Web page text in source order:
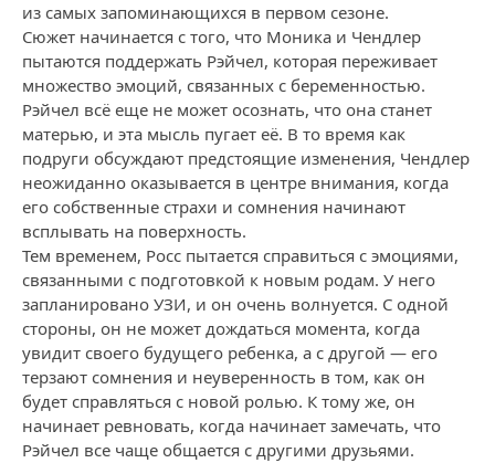
из самых запоминающихся в первом сезоне.
Сюжет начинается с того, что Моника и Чендлер
пытаются поддержать Рэйчел, которая переживает
множество эмоций, связанных с беременностью.
Рэйчел всё еще не может осознать, что она станет
матерью, и эта мысль пугает её. В то время как
подруги обсуждают предстоящие изменения, Чендлер
неожиданно оказывается в центре внимания, когда
его собственные страхи и сомнения начинают
всплывать на поверхность.
Тем временем, Росс пытается справиться с эмоциями,
связанными с подготовкой к новым родам. У него
запланировано УЗИ, и он очень волнуется. С одной
стороны, он не может дождаться момента, когда
увидит своего будущего ребенка, а с другой — его
терзают сомнения и неуверенность в том, как он
будет справляться с новой ролью. К тому же, он
начинает ревновать, когда начинает замечать, что
Рэйчел все чаще общается с другими друзьями.